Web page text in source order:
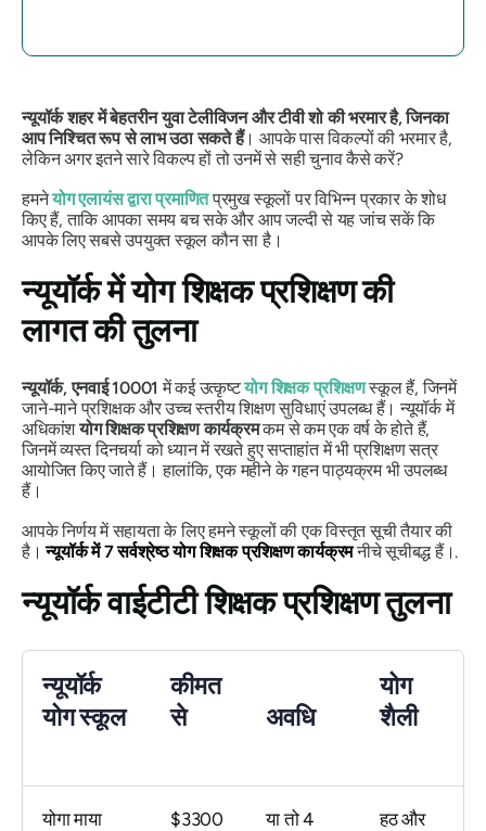
न्यूयॉर्क शहर में बेहतरीन युवा टेलीविजन और टीवी शो की भरमार है, जिनका
आप निश्चित रूप से लाभ उठा सकते हैं। आपके पास विकल्पों की भरमार है,
लेकिन अगर इतने सारे विकल्प हों तो उनमें से सही चुनाव कैसे करें?
हमनेयोग एलायंस द्वारा प्रमाणितप्रमुख स्कूलों पर विभिन्न प्रकार के शोध
किए हैं, ताकि आपका समय बच सके और आप जल्दी से यह जांच सकें कि
आपके लिए सबसे उपयुक्त स्कूल कौन सा है।
न्यूयॉर्क में योग शिक्षक प्रशिक्षण की
लागत की तुलना
न्यूयॉर्क, एनवाई 10001 में कई उत्कृष्टयोग शिक्षक प्रशिक्षणस्कूल हैं, जिनमें
जाने-माने प्रशिक्षक और उच्च स्तरीय शिक्षण सुविधाएं उपलब्ध हैं। न्यूयॉर्क में
अधिकांशयोग शिक्षक प्रशिक्षण कार्यक्रमकम से कम एक वर्ष के होते हैं,
जिनमें व्यस्त दिनचर्या को ध्यान में रखते हुए सप्ताहांत में भी प्रशिक्षण सत्र
आयोजित किए जाते हैं। हालांकि, एक महीने के गहन पाठ्यक्रम भी उपलब्ध
हैं।
आपके निर्णय में सहायता के लिए हमने स्कूलों की एक विस्तृत सूची तैयार की
है।न्यूयॉर्क में 7 सर्वश्रेष्ठ योग शिक्षक प्रशिक्षण कार्यक्रमनीचे सूचीबद्ध हैं।.
न्यूयॉर्क वाईटीटी शिक्षक प्रशिक्षण तुलना
न्यूयॉर्क
योग स्कूल
कीमत
से
अवधि
योग
शैली
योगा माया
$3300
या तो 4
हठ और